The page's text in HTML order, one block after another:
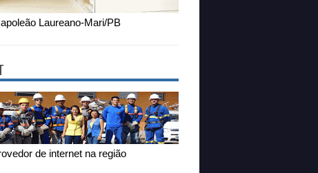
Laureano-Mari/PB
de internet na região